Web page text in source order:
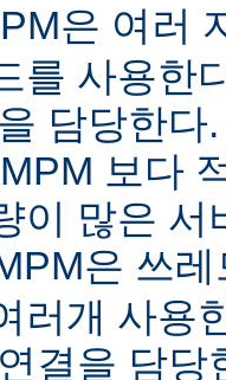
은 여러
를 사용한
담당한다
보다
이 많은 서
은 쓰
러개 사용
결을 담당